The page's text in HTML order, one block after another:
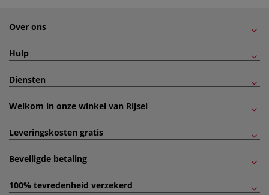
Over ons
Hulp
Diensten
Welkom in onze winkel van Rijsel
Leveringskosten gratis
Beveiligde betaling
100% tevredenheid verzekerd